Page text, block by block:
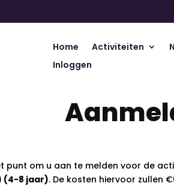
Home Activiteiten
Inloggen
punt om u aan te melden voor de
(4-8 jaar). De kosten hiervoor zullen